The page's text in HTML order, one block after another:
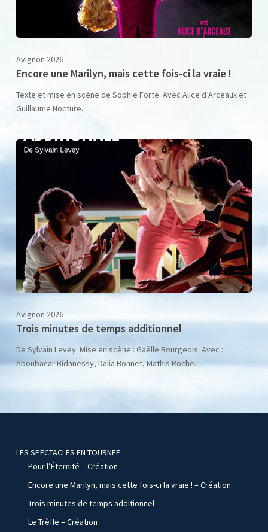
Avignon 2026
Encore une Marilyn, mais cette fois-ci la vraie !
Texte et mise en scène de Sophie Forte. Avec Alice d’Arceaux et
Guillaume Nocture.
Avignon 2026
Trois minutes de temps additionnel
De Sylvain Levey. Mise en scène : Gaëlle Bourgeois. Avec :
Aboubacar Bidanessy, Dalia Bonnet, Mathis Roche.
LES SPECTACLES EN TOURNEE
Pour l’Éternité – Création
Encore une Marilyn, mais cette fois-ci la vraie ! – Création
Trois minutes de temps additionnel
Le Trèfle – Création